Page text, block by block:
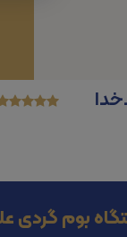
بوم گردی